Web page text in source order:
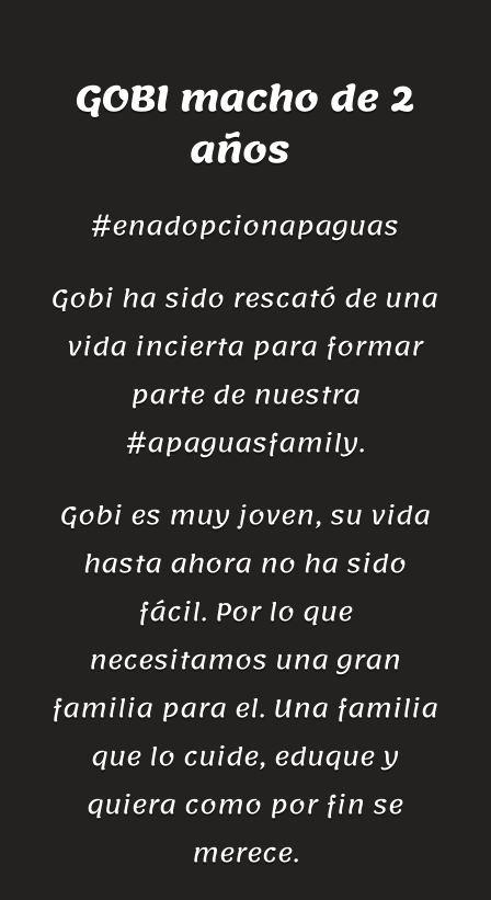
GOBI macho de 2
años
#enadopcionapaguas
Gobi ha sido rescató de una
vida incierta para formar
parte de nuestra
#apaguasfamily.
Gobi es muy joven, su vida
hasta ahora no ha sido
fácil. Por lo que
necesitamos una gran
familia para el. Una familia
que lo cuide, eduque y
quiera como por fin se
merece.